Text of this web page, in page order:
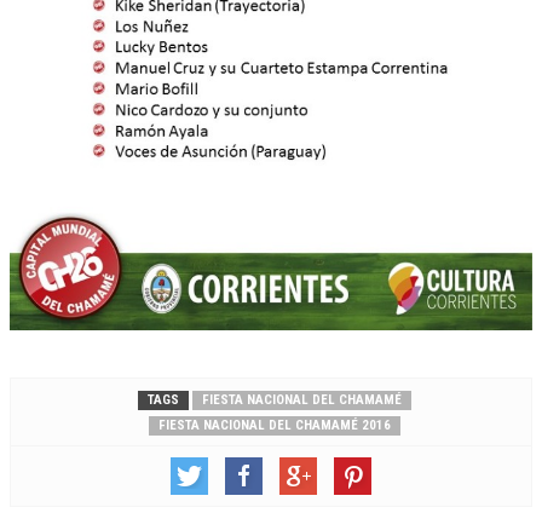
TAGS
FIESTA NACIONAL DEL CHAMAMÉ
FIESTA NACIONAL DEL CHAMAMÉ 2016